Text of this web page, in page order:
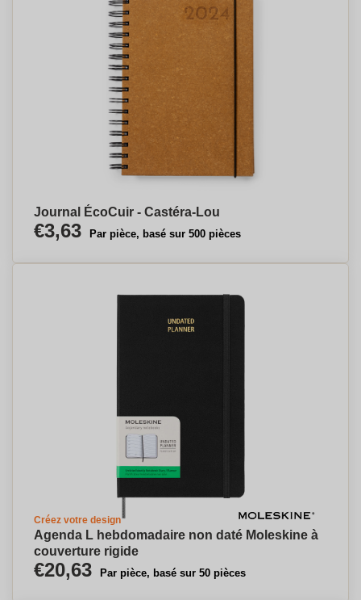
Journal ÉcoCuir - Castéra-Lou
€3,63 Par pièce, basé sur 500 pièces
Créez votre design
Agenda L hebdomadaire non daté Moleskine à
couverture rigide
€20,63 Par pièce, basé sur 50 pièces